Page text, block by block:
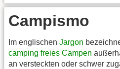
Campismo
Im englischen Jargon
camping freies Campen
an versteckten oder schwer